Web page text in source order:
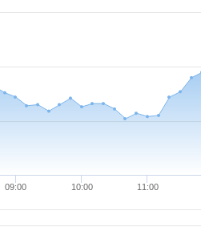
09:00 10:00 11:00